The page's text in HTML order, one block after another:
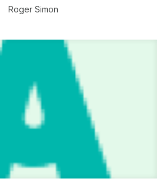
Roger Simon